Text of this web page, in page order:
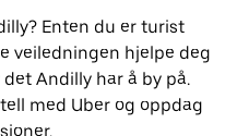
Enten du er turist
veiledningen hjelpe deg
Andilly har å by på.
med Uber og oppdag